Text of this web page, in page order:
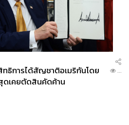
ทธิการได้สัญชาติอเมริกันโดย
ดเคยตัดสินคัดค้าน
...